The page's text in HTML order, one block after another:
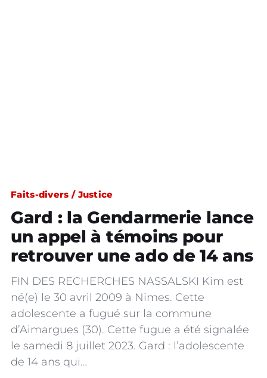
Faits-divers / Justice
Gard : la Gendarmerie lance
un appel à témoins pour
retrouver une ado de 14 ans
FIN DES RECHERCHES NASSALSKI Kim est
né(e) le 30 avril 2009 à Nimes. Cette
adolescente a fugué sur la commune
d’Aimargues (30). Cette fugue a été signalée
le samedi 8 juillet 2023. Gard : l’adolescente
de 14 ans qui…